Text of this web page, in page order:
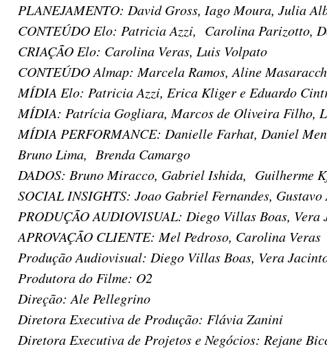
PLANEJAMENTO: David Gross, Iago Moura, Julia
CONTEÚDO Elo: Patricia Azzi, Carolina Parizotto,
CRIAÇÃO Elo: Carolina Veras, Luis Volpato
CONTEÚDO Almap: Marcela Ramos, Aline
MÍDIA Elo: Patricia Azzi, Erica Kliger e Eduardo
MÍDIA: Patrícia Gogliara, Marcos de Oliveira Filho,
MÍDIA PERFORMANCE: Danielle Farhat, Daniel
Bruno Lima, Brenda Camargo
DADOS: Bruno Miracco, Gabriel Ishida, Guilherme
SOCIAL INSIGHTS: Joao Gabriel Fernandes,
PRODUÇÃO AUDIOVISUAL: Diego Villas Boas,
APROVAÇÃO CLIENTE: Mel Pedroso, Carolina Veras
Produção Audiovisual: Diego Villas Boas, Vera
Produtora do Filme: O2
Direção: Ale Pellegrino
Diretora Executiva de Produção: Flávia Zanini
Diretora Executiva de Projetos e Negócios: Rejane